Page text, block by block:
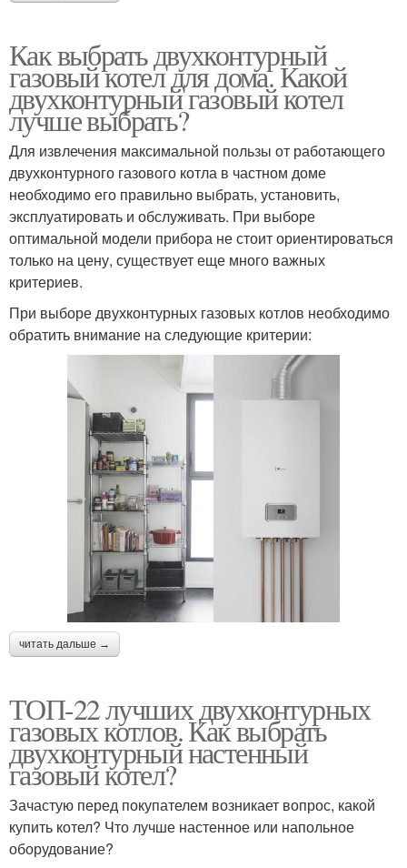
Как выбрать двухконтурный
газовый котел для дома. Какой
двухконтурный газовый котел
лучше выбрать?
Для извлечения максимальной пользы от работающего
двухконтурного газового котла в частном доме
необходимо его правильно выбрать, установить,
эксплуатировать и обслуживать. При выборе
оптимальной модели прибора не стоит ориентироваться
только на цену, существует еще много важных
критериев.
При выборе двухконтурных газовых котлов необходимо
обратить внимание на следующие критерии:
читать дальше →
ТОП-22 лучших двухконтурных
газовых котлов. Как выбрать
двухконтурный настенный
газовый котел?
Зачастую перед покупателем возникает вопрос, какой
купить котел? Что лучше настенное или напольное
оборудование?